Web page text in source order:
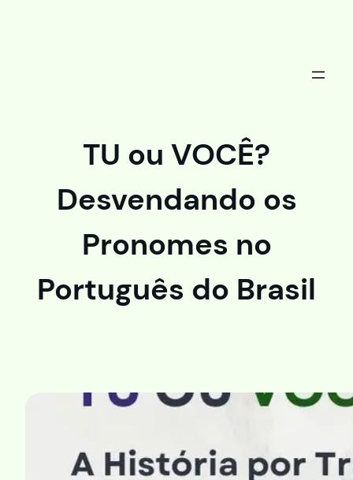
TU ou VOCÊ?
Desvendando os
Pronomes no
Português do Brasil